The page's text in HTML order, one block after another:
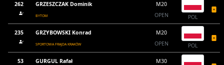
262 GRZESZCZAK Dominik
BYTOM
M20
OPEN
POL
235 GRZYBOWSKI Konrad
SPORTOWA FRAJDA KRAKÓW
M20
OPEN
POL
53 GURGUL Rafał
M30